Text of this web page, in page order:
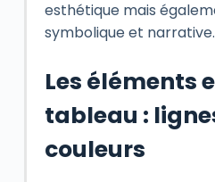
esthétique mais
symbolique et narrative.
Les éléments
tableau :
couleurs